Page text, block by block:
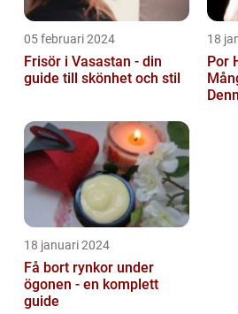
05 februari 2024
Frisör i Vasastan - din
guide till skönhet och stil
18
Por
18 januari 2024
Få bort rynkor under
ögonen - en komplett
guide